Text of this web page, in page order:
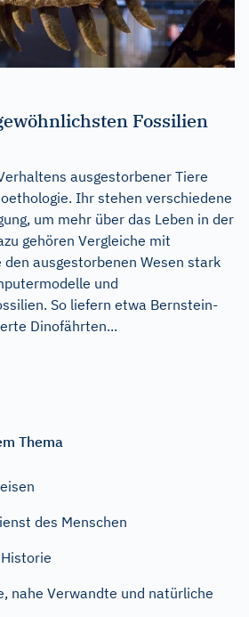
Fossilien
ausgestorbener Tiere
Ihr stehen verschiedene
um mehr über das Leben in der
gehören Vergleiche mit
ausgestorbenen Wesen stark
und
So liefern etwa Bernstein-
Dinofährten...
Thema
des Menschen
nahe Verwandte und natürliche